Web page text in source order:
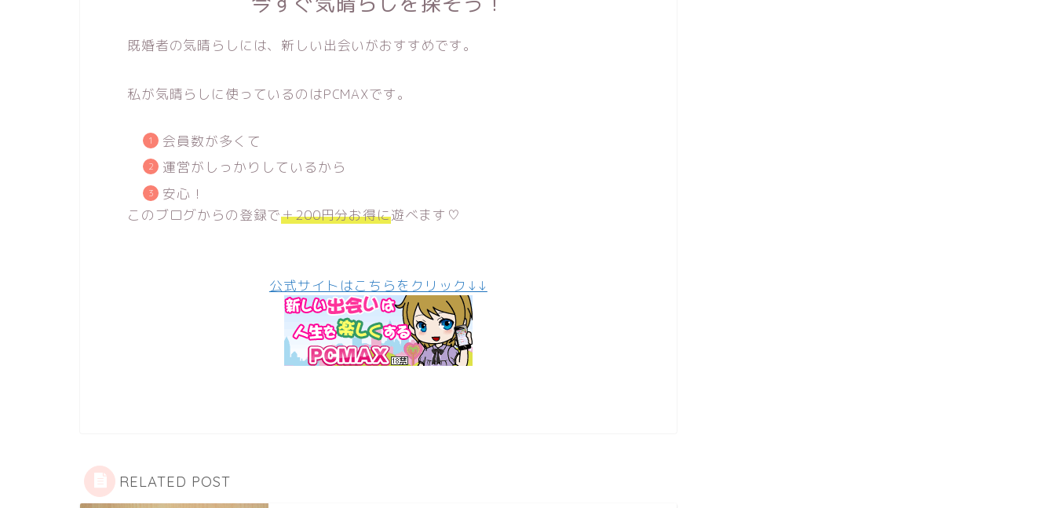
既婚者の気晴らしには、新しい出会いがおすすめです。
私が気晴らしに使っているのはPCMAXです。
会員数が多くて
運営がしっかりしているから
安心！
このブログからの登録で＋200円分お得に遊べます♡
公式サイトはこちらをクリック↓↓
RELATED POST